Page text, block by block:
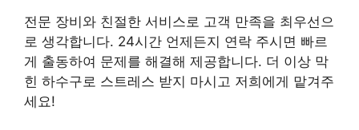
전문 장비와 친절한 서비스로 고객 만족을 최우선으
로 생각합니다. 24시간 언제든지 연락 주시면 빠르
게 출동하여 문제를 해결해 제공합니다. 더 이상 막
힌 하수구로 스트레스 받지 마시고 저희에게 맡겨주
세요!